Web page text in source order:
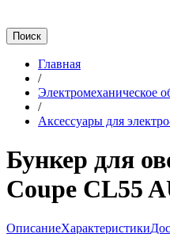
Главная
/
Электромеханическое
/
Аксессуары для
Бункер для
Coupe CL55
ОписаниеХарактеристики